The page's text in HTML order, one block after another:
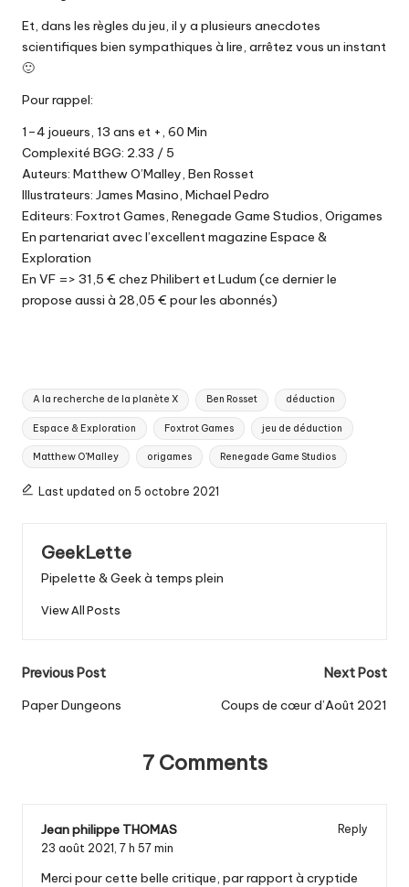
Et, dans les règles du jeu, il y a plusieurs anecdotes
scientifiques bien sympathiques à lire, arrêtez vous un instant
🙂
Pour rappel:
1–4 joueurs, 13 ans et +, 60 Min
Complexité BGG: 2.33 / 5
Auteurs: Matthew O’Malley, Ben Rosset
Illustrateurs: James Masino, Michael Pedro
Editeurs: Foxtrot Games, Renegade Game Studios, Origames
En partenariat avec l’excellentmagazine Espace &
Exploration
En VF => 31,5 € chez PhilibertetLudum (ce dernier le
propose aussi à 28,05 € pour les abonnés)
Tags:
A la recherche de la planète X Ben Rosset déduction
Espace & Exploration Foxtrot Games jeu de déduction
Matthew O'Malley origames Renegade Game Studios
Last updated on 5 octobre 2021
GeekLette
Pipelette & Geek à temps plein
View All Posts
Post
navigation
Previous Post
Paper Dungeons
Next Post
Coups de cœur d’Août 2021
7 Comments
Jean philippe THOMAS
Reply
23 août 2021, 7 h 57 min
Merci pour cette belle critique, par rapport à cryptide